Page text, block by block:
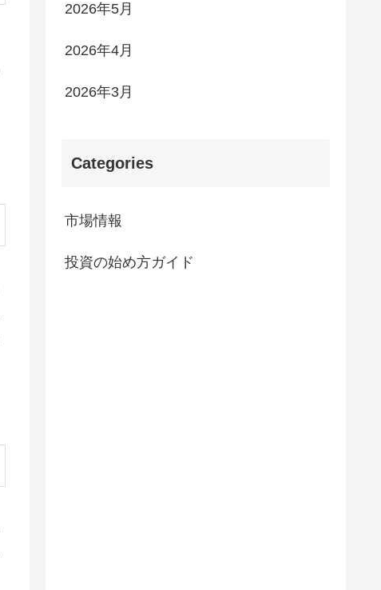
2026年5月
2026年4月
2026年3月
Categories
市場情報
投資の始め方ガイド